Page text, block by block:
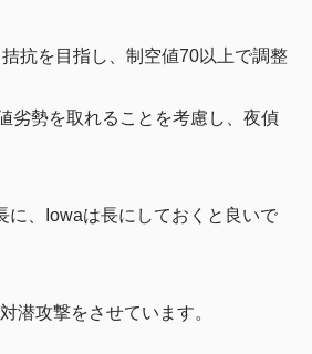
抗を目指し、制空値70以上で調整
劣勢を取れることを考慮し、夜偵
に、Iowaは長にしておくと良いで
潜攻撃をさせています。